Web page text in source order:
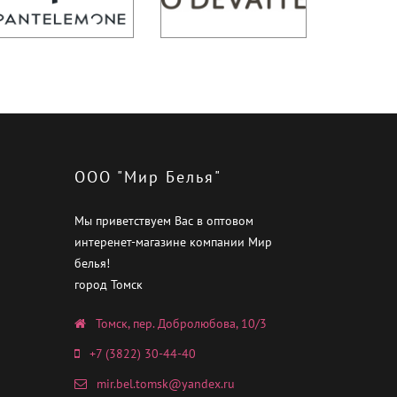
ООО "Мир Белья"
Мы приветствуем Вас в оптовом
интеренет-магазине компании Мир
белья!
город Томск
Томск, пер. Добролюбова, 10/3
+7 (3822) 30-44-40
mir.bel.tomsk@yandex.ru